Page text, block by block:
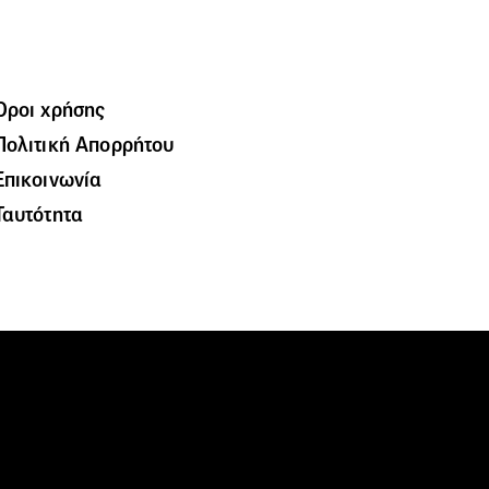
χρήσης
Απορρήτου